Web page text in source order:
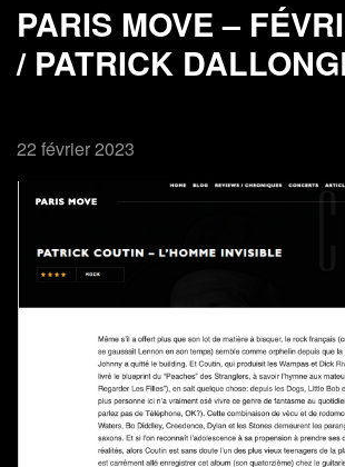
PARIS MOVE –
/ PATRICK
22 février 2023